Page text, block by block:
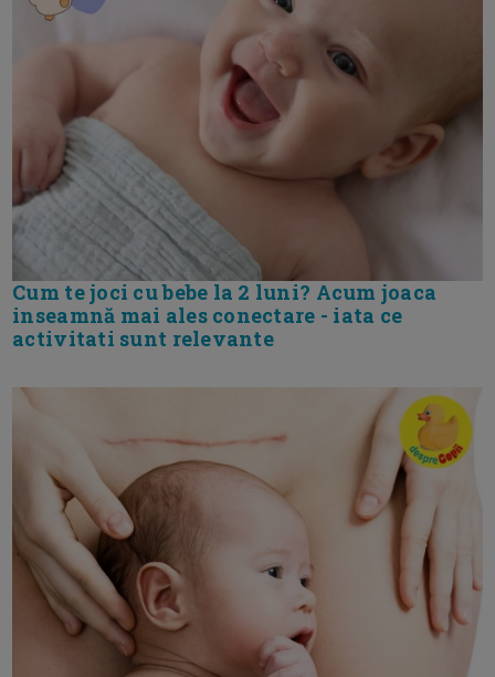
Cum te joci cu bebe la 2 luni? Acum joaca
inseamnă mai ales conectare - iata ce
activitati sunt relevante